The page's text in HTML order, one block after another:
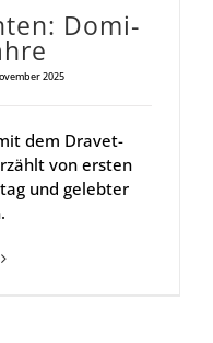
Domi­
2025
dem Dravet-
von ersten
und gelebter